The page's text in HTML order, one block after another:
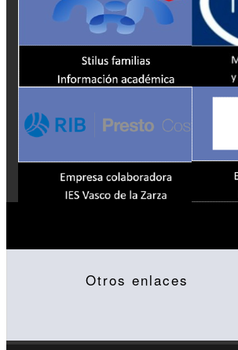
Otros enlaces